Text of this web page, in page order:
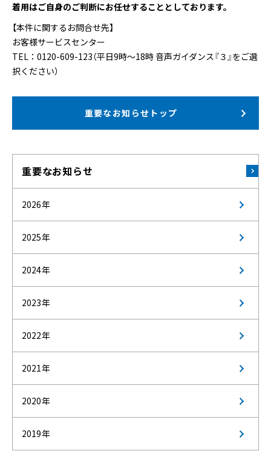
着用はご自身のご判断にお任せすることとしております。
【本件に関するお問合せ先】
お客様サービスセンター
TEL：0120-609-123（平日9時～18時 音声ガイダンス『３』をご選
択ください）
重要なお知らせトップ
重要なお知らせ
2026年
2025年
2024年
2023年
2022年
2021年
2020年
2019年